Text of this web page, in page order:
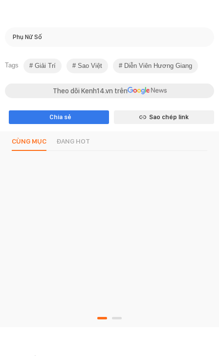
Phụ Nữ Số
Tags Giải Trí Sao Việt Diễn Viên Hương Giang
Theo dõi Kenh14.vn trên
Chia sẻ Sao chép link
CÙNG MỤC ĐANG HOT